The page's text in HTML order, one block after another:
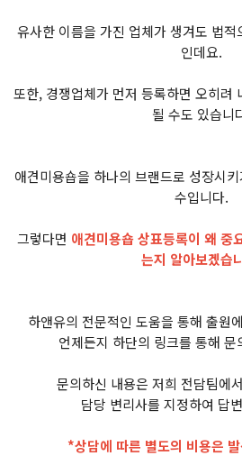
유사한 이름을 가진 업체가 생겨도 법
인데요.
또한, 경쟁업체가 먼저 등록하면 오히려
될 수도 있습니
애견미용숍을 하나의 브랜드로 성장시
수입니다.
그렇다면 애견미용숍 상표등록이 왜 중
는지 알아보겠습
하앤유의 전문적인 도움을 통해 출원
언제든지 하단의 링크를 통해 문
문의하신 내용은 저희 전담팀에
담당 변리사를 지정하여 답
*상담에 따른 별도의 비용은